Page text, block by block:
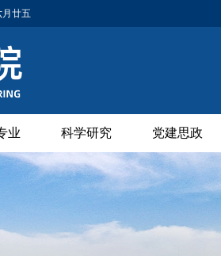
廿五
业 科学研究 党建思政